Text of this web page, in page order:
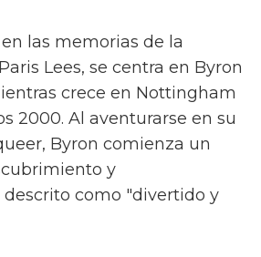
las memorias de la
Lees, se centra en Byron
crece en Nottingham
2000. Al aventurarse en su
Byron comienza un
y
como "divertido y